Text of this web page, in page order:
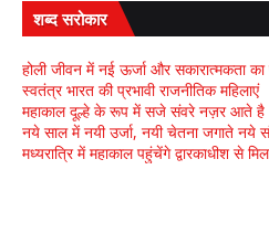
शब्द सरोकार
होली जीवन में नई ऊर्जा और सकारात्मकता
स्वतंत्र भारत की प्रभावी राजनीतिक महिलाएं
महाकाल दूल्हे के रूप में सजे संवरे नज़र आते है
नये साल में नयी उर्जा, नयी चेतना जगाते नये
मध्यरात्रि में महाकाल पहुंचेंगे द्वारकाधीश से